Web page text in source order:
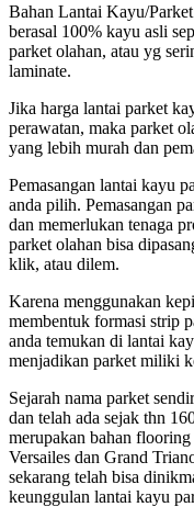
Bahan Lantai Kayu/
berasal 100% kayu asli
parket olahan, atau yg
laminate.
Jika harga lantai parket
perawatan, maka parket
yang lebih murah dan
Pemasangan lantai kayu
anda pilih. Pemasangan
dan memerlukan tenaga
parket olahan bisa
klik, atau dilem.
Karena menggunakan
membentuk formasi strip
anda temukan di lantai
menjadikan parket miliki
Sejarah nama parket
dan telah ada sejak thn
merupakan bahan
Versailes dan Grand
sekarang telah bisa
keunggulan lantai kayu